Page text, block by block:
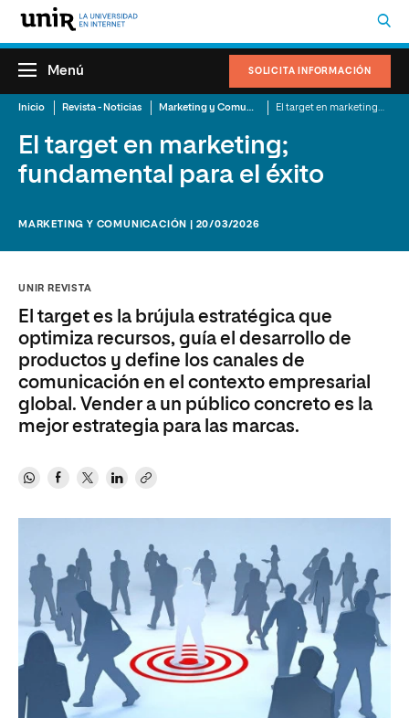
SOLICITA INFORMACIÓN
Menú
Inicio Revista - Noticias Marketing y Comunicación
El target en marketing;
fundamental para el éxito
MARKETING Y COMUNICACIÓN | 20/03/2026
UNIR REVISTA
El target es la brújula estratégica que
optimiza recursos, guía el desarrollo de
productos y define los canales de
comunicación en el contexto empresarial
global. Vender a un público concreto es la
mejor estrategia para las marcas.